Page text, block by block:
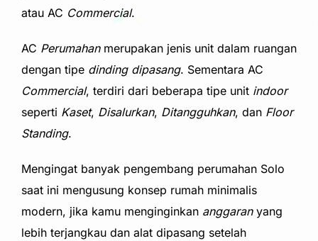
atau AC Commercial.
AC Perumahanmerupakan jenis unit dalam ruangan
dengan tipe dinding dipasang. Sementara AC
Commercial, terdiri dari beberapa tipe unit indoor
seperti Kaset, Disalurkan, Ditangguhkan, dan Floor
Standing.
Mengingat banyak pengembang perumahan Solo
saat ini mengusung konsep rumah minimalis
modern, jika kamu menginginkan anggaranyang
lebih terjangkau dan alat dipasang setelah